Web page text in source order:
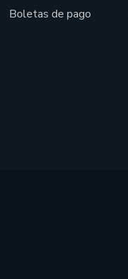
Boletas de pago